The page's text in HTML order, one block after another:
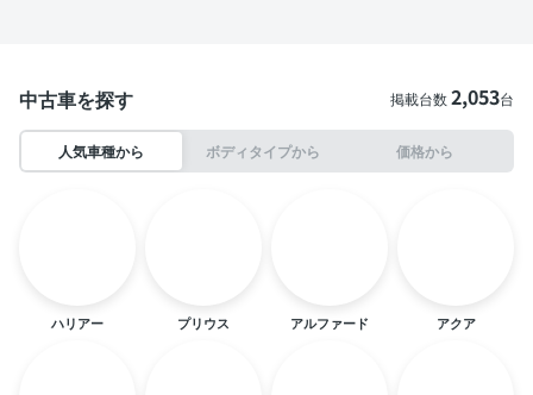
中古車を探す 掲載台数2,053台
人気車種から ボディタイプから 価格から
ハリアー プリウス アルファード アクア